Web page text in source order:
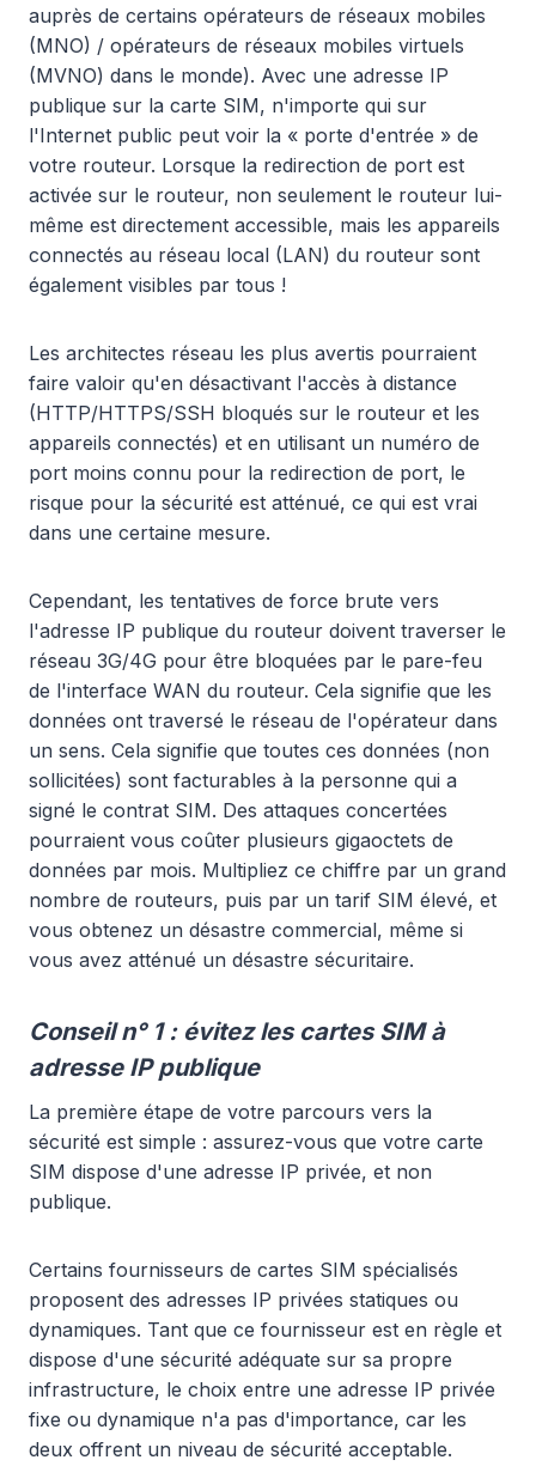
auprès de certains opérateurs de réseaux mobiles
(MNO) / opérateurs de réseaux mobiles virtuels
(MVNO) dans le monde). Avec une adresse IP
publique sur la carte SIM, n'importe qui sur
l'Internet public peut voir la « porte d'entrée » de
votre routeur. Lorsque la redirection de port est
activée sur le routeur, non seulement le routeur lui-
même est directement accessible, mais les appareils
connectés au réseau local (LAN) du routeur sont
également visibles par tous !
Les architectes réseau les plus avertis pourraient
faire valoir qu'en désactivant l'accès à distance
(HTTP/HTTPS/SSH bloqués sur le routeur et les
appareils connectés) et en utilisant un numéro de
port moins connu pour la redirection de port, le
risque pour la sécurité est atténué, ce qui est vrai
dans une certaine mesure.
Cependant, les tentatives de force brute vers
l'adresse IP publique du routeur doivent traverser le
réseau 3G/4G pour être bloquées par le pare-feu
de l'interface WAN du routeur. Cela signifie que les
données ont traversé le réseau de l'opérateur dans
un sens. Cela signifie que toutes ces données (non
sollicitées) sont facturables à la personne qui a
signé le contrat SIM. Des attaques concertées
pourraient vous coûter plusieurs gigaoctets de
données par mois. Multipliez ce chiffre par un grand
nombre de routeurs, puis par un tarif SIM élevé, et
vous obtenez un désastre commercial, même si
vous avez atténué un désastre sécuritaire.
Conseil n° 1 : évitez les cartes SIM à
adresse IP publique
La première étape de votre parcours vers la
sécurité est simple : assurez-vous que votre carte
SIM dispose d'une adresse IP privée, et non
publique.
Certains fournisseurs de cartes SIM spécialisés
proposent des adresses IP privées statiques ou
dynamiques. Tant que ce fournisseur est en règle et
dispose d'une sécurité adéquate sur sa propre
infrastructure, le choix entre une adresse IP privée
fixe ou dynamique n'a pas d'importance, car les
deux offrent un niveau de sécurité acceptable.